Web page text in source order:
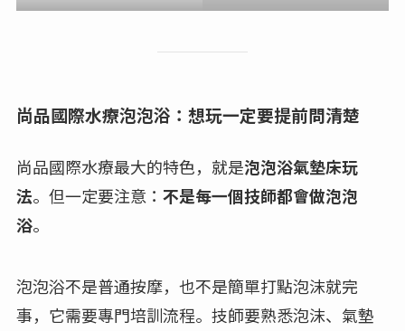
尚品國際水療泡泡浴：想玩一定要提前問清楚
尚品國際水療最大的特色，就是泡泡浴氣墊床玩
法。但一定要注意： 不是每一個技師都會做泡泡
浴。
泡泡浴不是普通按摩，也不是簡單打點泡沫就完
事，它需要專門培訓流程。技師要熟悉泡沫、氣墊